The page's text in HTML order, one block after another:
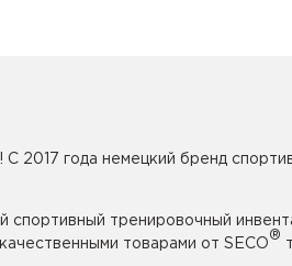
2017 года немецкий бренд
спортивный тренировочный
товарами от SECO
®